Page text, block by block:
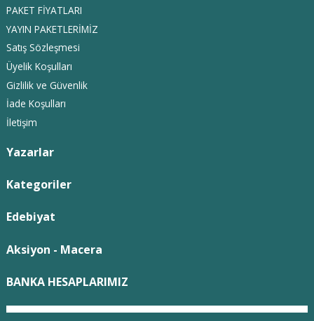
PAKET FİYATLARI
YAYIN PAKETLERİMİZ
Satış Sözleşmesi
Üyelik Koşulları
Gizlilik ve Güvenlik
İade Koşulları
İletişim
Yazarlar
Kategoriler
Edebiyat
Aksiyon - Macera
BANKA HESAPLARIMIZ